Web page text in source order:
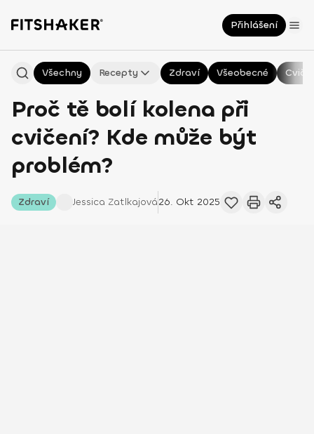
Přihlášení
Všechny Recepty Zdraví Všeobecné
Proč tě bolí kolena při
cvičení? Kde může být
problém?
Zdraví Jessica Zatlkajová26. Okt 2025